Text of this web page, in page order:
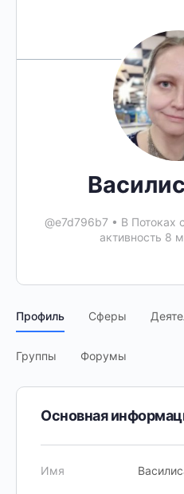
@e7d796b7 • В Потоках
активность 8
Профиль Сферы
Группы Форумы
Основная
Имя